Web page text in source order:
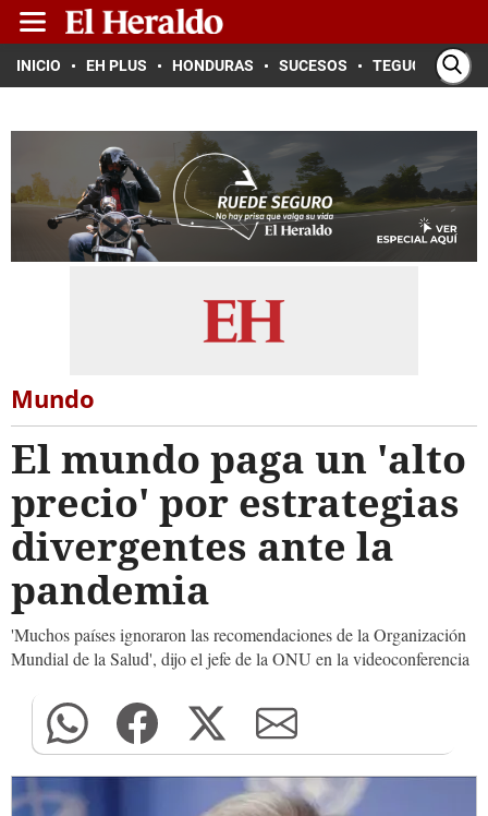
INICIO EH PLUS HONDURAS SUCESOS TEGUCIGALPA
Mundo
El mundo paga un 'alto
precio' por estrategias
divergentes ante la
pandemia
'Muchos países ignoraron las recomendaciones de la Organización
Mundial de la Salud', dijo el jefe de la ONU en la videoconferencia